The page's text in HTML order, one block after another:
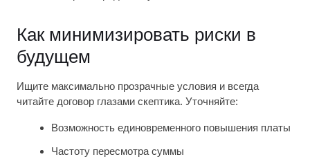
Как минимизировать риски в
будущем
Ищите максимально прозрачные условия и всегда
читайте договор глазами скептика. Уточняйте:
Возможность единовременного повышения платы
Частоту пересмотра суммы